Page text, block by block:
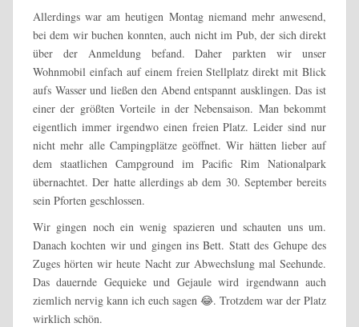
Allerdings war am heutigen Montag niemand mehr anwesend,
bei dem wir buchen konnten, auch nicht im Pub, der sich direkt
über der Anmeldung befand. Daher parkten wir unser
Wohnmobil einfach auf einem freien Stellplatz direkt mit Blick
aufs Wasser und ließen den Abend entspannt ausklingen. Das ist
einer der größten Vorteile in der Nebensaison. Man bekommt
eigentlich immer irgendwo einen freien Platz. Leider sind nur
nicht mehr alle Campingplätze geöffnet. Wir hätten lieber auf
dem staatlichen Campground im Pacific Rim Nationalpark
übernachtet. Der hatte allerdings ab dem 30. September bereits
sein Pforten geschlossen.
Wir gingen noch ein wenig spazieren und schauten uns um.
Danach kochten wir und gingen ins Bett. Statt des Gehupe des
Zuges hörten wir heute Nacht zur Abwechslung mal Seehunde.
Das dauernde Gequieke und Gejaule wird irgendwann auch
ziemlich nervig kann ich euch sagen 😂. Trotzdem war der Platz
wirklich schön.